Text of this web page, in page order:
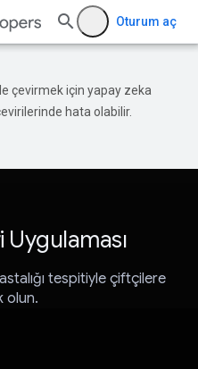
Oturum aç
çevirmek için yapay zeka
hata olabilir.
tespitiyle çiftçilere
olun.